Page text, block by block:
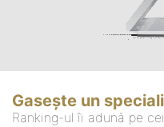
Gasește un
Ranking-ul îi adună pe